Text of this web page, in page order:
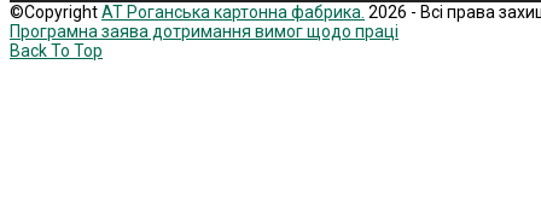
©CopyrightАТ Роганська картонна фабрика. 2026 - Всі права
Програмна заява дотримання вимог щодо праці
Back To Top